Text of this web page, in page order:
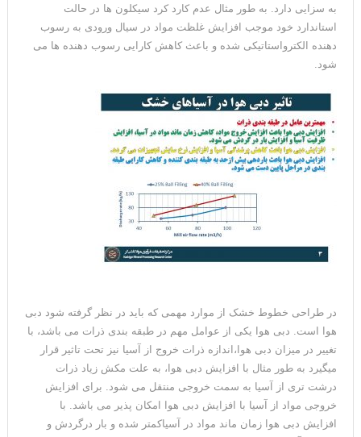
به سزایی دارد. به طور مثال عدم کارد کرد سیکلون ها در حالت
استاندارد خود موجب افزایش غلظت مواد در سیال ورودی به رسوب
دهنده الکترواستاتیکی شده و باعث کاهش کارایی رسوب دهنده ها می
شود.
در طراحی خطوط خشک از موارد مهمی که باید در نظر گرفته شود دبی
هوا است. دبی هوا یکی از عوامل مهم در طبقه بندی ذرات می باشد، با
تغییر در میزان دبی هوا،اندازه ذرات خروج از آسیا نیز تحت تاثیر قرار
میگیرد به طور مثال با افزایش دبی هوا، به علت مکش زیاد ذرات
درشت تری از آسیا به سمت خروجی منتقل می شود. برای افزایش
خروجی مواد از آسیا با افزایش دبی هوا امکان پذیر می باشد. با
افزایش دبی هوا زمان ماند مواد در آسیاکمتر شده و بار درگردش و